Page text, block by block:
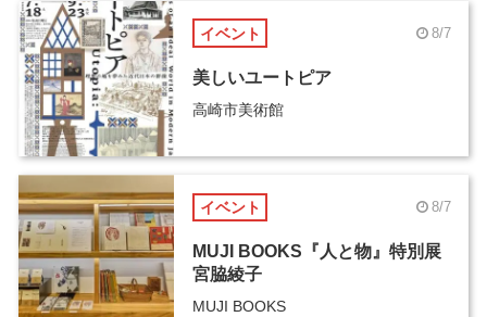
イベント 8/7
美しいユートピア
高崎市美術館
イベント 8/7
MUJI BOOKS『人と物』特別展
宮脇綾子
MUJI BOOKS